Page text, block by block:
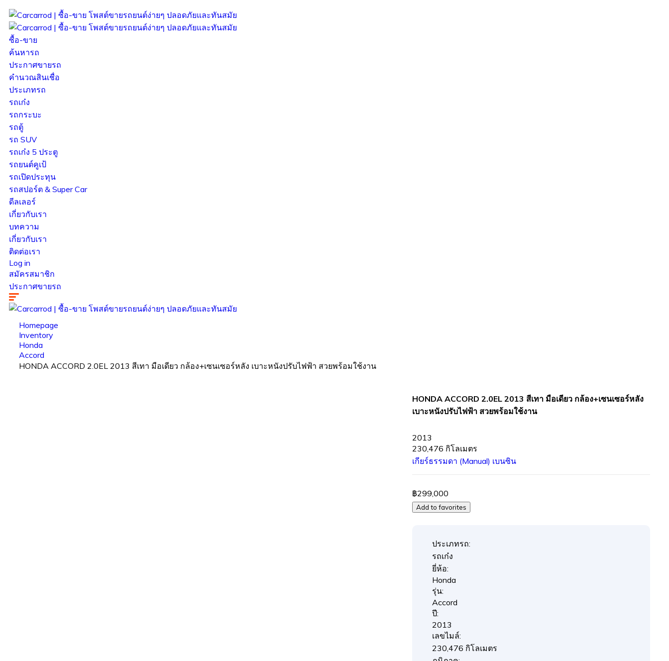
ซื้อ-ขาย
ค้นหารถ
ประกาศขายรถ
คำนวณสินเชื่อ
ประเภทรถ
รถเก๋ง
รถกระบะ
รถตู้
รถ SUV
รถเก๋ง 5 ประตู
รถยนต์คูเป้
รถเปิดประทุน
รถสปอร์ต & Super Car
ดีลเลอร์
เกี่ยวกับเรา
บทความ
เกี่ยวกับเรา
ติดต่อเรา
Log in
สมัครสมาชิก
ประกาศขายรถ
Homepage
Inventory
Honda
Accord
HONDA ACCORD 2.0EL 2013 สีเทา มือเดียว กล้อง+เซนเซอร์หลัง เบาะหนังปรับไฟฟ้า สวยพร้อมใช้งาน
HONDA ACCORD 2.0EL 2013 สีเทา มือเดียว กล้อง+เซนเซอร์หลัง
เบาะหนังปรับไฟฟ้า สวยพร้อมใช้งาน
2013
230,476 กิโลเมตร
เกียร์ธรรมดา (Manual) เบนซิน
฿299,000
Add to favorites
ประเภทรถ:
รถเก๋ง
ยี่ห้อ:
Honda
รุ่น:
Accord
ปี:
2013
เลขไมล์:
230,476 กิโลเมตร